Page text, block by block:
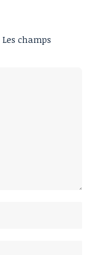
Les champs